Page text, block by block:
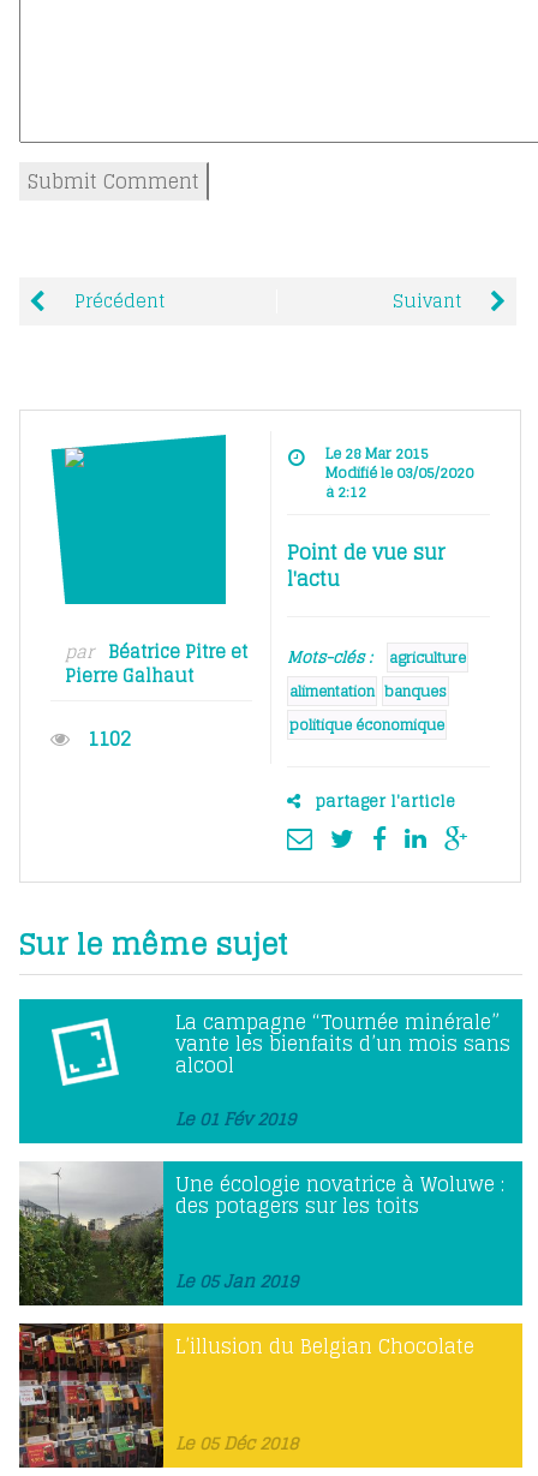
Précédent Suivant
par Béatrice Pitreet
Pierre Galhaut
1102
Le 28 Mar 2015
Modifié le 03/05/2020
à 2:12
Point de vue sur
l'actu
Mots-clés :
agriculture
alimentation banques
politique économique
partager l'article
Sur le même sujet
La campagne “Tournée minérale”
vante les bienfaits d’un mois sans
alcool
Le 01 Fév 2019
Une écologie novatrice à Woluwe :
des potagers sur les toits
Le 05 Jan 2019
L’illusion du Belgian Chocolate
Le 05 Déc 2018